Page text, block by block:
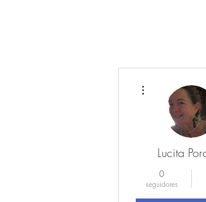
Lucita
0
seguidores